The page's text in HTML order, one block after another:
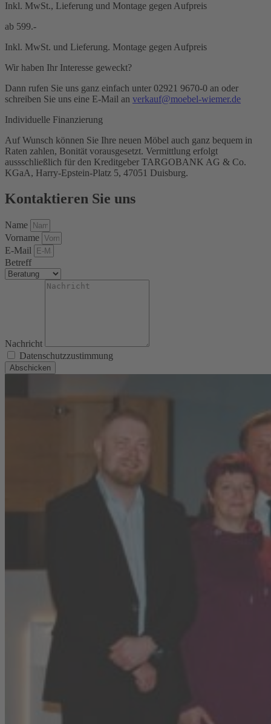
Inkl. MwSt., Lieferung und Montage gegen Aufpreis
ab 599.-
Inkl. MwSt. und Lieferung. Montage gegen Aufpreis
Wir haben Ihr Interesse geweckt?
Dann rufen Sie uns ganz einfach unter 02921 9670-0 an oder
schreiben Sie uns eine E-Mail an verkauf@moebel-wiemer.de
Individuelle Finanzierung
Auf Wunsch können Sie Ihre neuen Möbel auch ganz bequem in
Raten zahlen, Bonität vorausgesetzt. Vermittlung erfolgt
aussschließlich für den Kreditgeber TARGOBANK AG & Co.
KGaA, Harry-Epstein-Platz 5, 47051 Duisburg.
Kontaktieren Sie uns
Name
Vorname
E-Mail
Betreff
Nachricht
Datenschutzzustimmung
Abschicken